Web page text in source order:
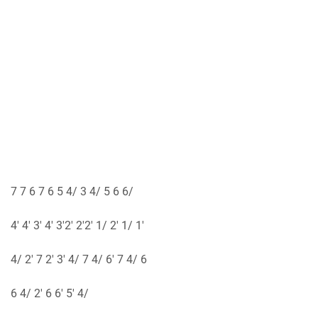
7 7 6 7 6 5 4/ 3 4/ 5 6 6/
4' 4' 3' 4' 3'2' 2'2' 1/ 2' 1/ 1'
4/ 2' 7 2' 3' 4/ 7 4/ 6' 7 4/ 6
6 4/ 2' 6 6' 5' 4/